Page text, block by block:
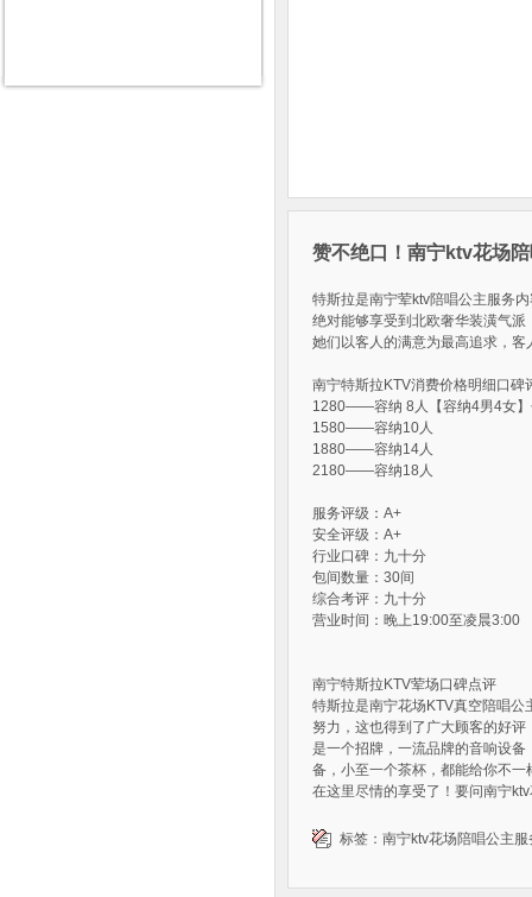
赞不绝口！南宁ktv花场
特斯拉是南宁荤ktv陪唱公主服务
绝对能够享受到北欧奢华装潢气
她们以客人的满意为最高追求，
南宁特斯拉KTV消费价格明细口碑
1280——容纳 8人【容纳4男4女】
1580——容纳10人
1880——容纳14人
2180——容纳18人
服务评级：A+
安全评级：A+
行业口碑：九十分
包间数量：30间
综合考评：九十分
营业时间：晚上19:00至凌晨3:00
南宁特斯拉KTV荤场口碑点评
特斯拉是南宁花场KTV真空陪唱
努力，这也得到了广大顾客的好
是一个招牌，一流品牌的音响设
备，小至一个茶杯，都能给你不
在这里尽情的享受了！要问南宁
标签： 南宁ktv花场陪唱公主